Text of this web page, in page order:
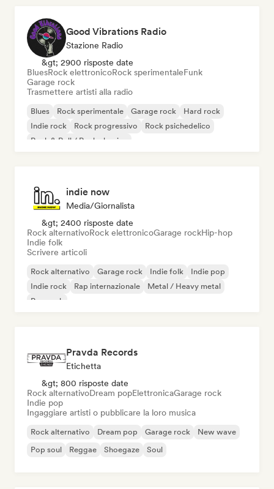
Good Vibrations Radio
Stazione Radio
&gt; 2900 risposte date
BluesRock elettronicoRock sperimentaleFunk
Garage rock
Trasmettere artisti alla radio
Blues Rock sperimentale Garage rock
Hard rock
Indie rock
Rock progressivo
Rock psichedelico
Rock & Roll / Rock classico
indie now
Media/Giornalista
&gt; 2400 risposte date
Rock alternativoRock elettronicoGarage rockHip-hop
Indie folk
Scrivere articoli
Rock alternativo Garage rock Indie folk
Indie pop
Indie rock
Rap internazionale
Metal / Heavy metal
Pop rock
Pravda Records
Etichetta
&gt; 800 risposte date
Rock alternativoDream popElettronicaGarage rock
Indie pop
Ingaggiare artisti o pubblicare la loro musica
Rock alternativo Dream pop Garage rock
New wave
Pop soul
Reggae Shoegaze Soul